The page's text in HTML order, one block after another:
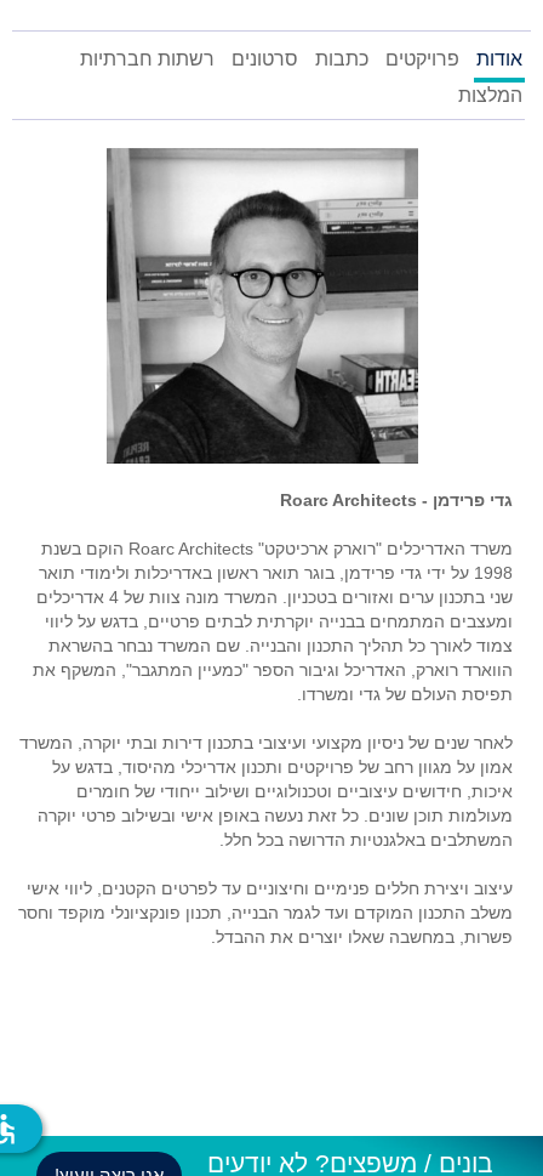
אודות פרויקטים כתבות סרטונים
רשתות חברתיות
המלצות
גדי פרידמן - Roarc Architects
משרד האדריכלים "רוארק ארכיטקט" Roarc Architects הוקם בשנת
1998 על ידי גדי פרידמן, בוגר תואר ראשון באדריכלות ולימודי תואר
שני בתכנון ערים ואזורים בטכניון. המשרד מונה צוות של 4 אדריכלים
ומעצבים המתמחים בבנייה יוקרתית לבתים פרטיים, בדגש על ליווי
צמוד לאורך כל תהליך התכנון והבנייה. שם המשרד נבחר בהשראת
הווארד רוארק, האדריכל וגיבור הספר "כמעיין המתגבר", המשקף את
תפיסת העולם של גדי ומשרדו.
לאחר שנים של ניסיון מקצועי ועיצובי בתכנון דירות ובתי יוקרה, המשרד
אמון על מגוון רחב של פרויקטים ותכנון אדריכלי מהיסוד, בדגש על
איכות, חידושים עיצוביים וטכנולוגיים ושילוב ייחודי של חומרים
מעולמות תוכן שונים. כל זאת נעשה באופן אישי ובשילוב פרטי יוקרה
המשתלבים באלגנטיות הדרושה בכל חלל.
עיצוב ויצירת חללים פנימיים וחיצוניים עד לפרטים הקטנים, ליווי אישי
משלב התכנון המוקדם ועד לגמר הבנייה, תכנון פונקציונלי מוקפד וחסר
פשרות, במחשבה שאלו יוצרים את ההבדל.
בונים / משפצים? לא יודעים